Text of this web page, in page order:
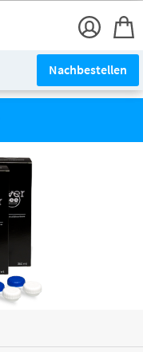
Nachbestellen